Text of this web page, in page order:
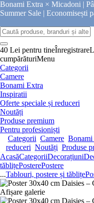
Bonami Extra × Micadoni |
Summer Sale | Economisești
40 Lei pentru tineÎnregistrare
cumpărăturiMenu
Categorii
Camere
Bonami Extra
Inspiratii
Oferte speciale și reduceri
Noutăți
Produse premium
Pentru profesioniști
Categorii Camere Bonami
reduceri Noutăți Produse
AcasăCategoriiDecorațiuni
tăblițePosterePostere
...Tablouri, postere și tăblițe
Afișare galerie